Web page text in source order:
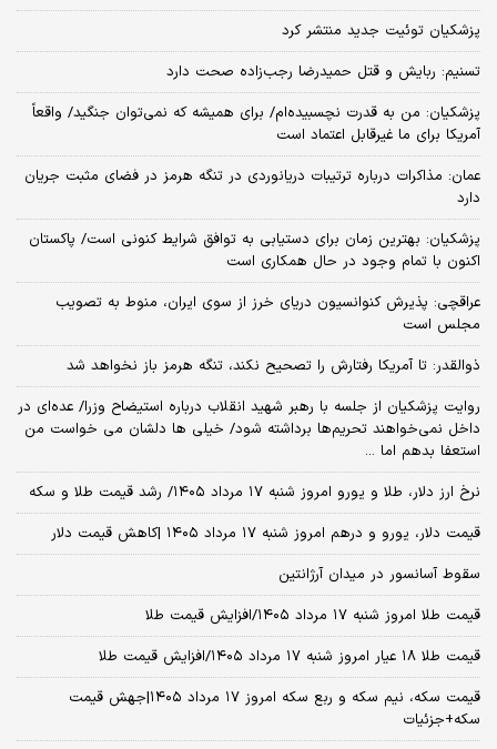
پزشکیان توئیت جدید منتشر کرد
تسنیم: ربایش و قتل حمیدرضا رجب‌زاده صحت دارد
پزشکیان: من به قدرت نچسبیده‌ام/ برای همیشه که نمی‌توان جنگید/ واقعاً
آمریکا برای ما غیرقابل اعتماد است
عمان: مذاکرات درباره ترتیبات دریانوردی در تنگه هرمز در فضای مثبت جریان
دارد
پزشکیان‌: بهترین زمان برای دستیابی به توافق شرایط کنونی است/ پاکستان
اکنون با تمام وجود در حال همکاری است
عراقچی: پذیرش کنوانسیون دریای خرز از سوی ایران، منوط به تصویب
مجلس است
ذوالقدر: تا آمریکا رفتارش را تصحیح نکند، تنگه هرمز باز نخواهد شد
روایت پزشکیان از جلسه با رهبر شهید انقلاب درباره استیضاح وزرا/ عده‌ای در
داخل نمی‌خواهند تحریم‌ها برداشته شود/ خیلی ها دلشان می خواست من
استعفا بدهم اما ...
نرخ ارز دلار، طلا و یورو امروز شنبه ۱۷ مرداد ۱۴۰۵/ رشد قیمت طلا و سکه
قیمت دلار، یورو و درهم امروز شنبه ۱۷ مرداد ۱۴۰۵ |کاهش قیمت دلار
سقوط آسانسور در میدان آرژانتین
قیمت طلا امروز شنبه ۱۷ مرداد ۱۴۰۵/افزایش قیمت طلا
قیمت طلا ۱۸ عیار امروز شنبه ۱۷ مرداد ۱۴۰۵/افزایش قیمت طلا
قیمت سکه، نیم سکه و ربع سکه امروز ۱۷ مرداد ۱۴۰۵|جهش قیمت
سکه+جزئیات